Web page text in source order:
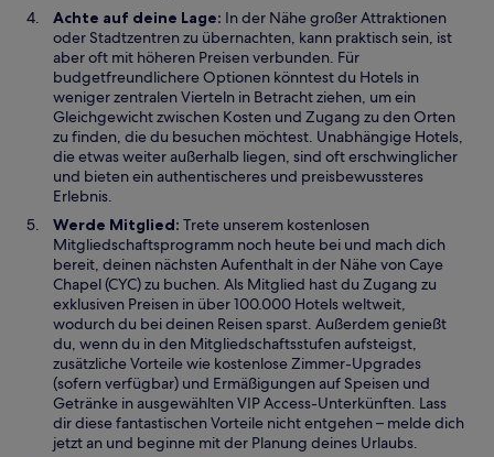
Achte auf deine Lage: In der Nähe großer Attraktionen
oder Stadtzentren zu übernachten, kann praktisch sein, ist
aber oft mit höheren Preisen verbunden. Für
budgetfreundlichere Optionen könntest du Hotels in
weniger zentralen Vierteln in Betracht ziehen, um ein
Gleichgewicht zwischen Kosten und Zugang zu den Orten
zu finden, die du besuchen möchtest. Unabhängige Hotels,
die etwas weiter außerhalb liegen, sind oft erschwinglicher
und bieten ein authentischeres und preisbewussteres
Erlebnis.
Werde Mitglied: Trete unserem kostenlosen
Mitgliedschaftsprogramm noch heute bei und mach dich
bereit, deinen nächsten Aufenthalt in der Nähe von Caye
Chapel (CYC) zu buchen. Als Mitglied hast du Zugang zu
exklusiven Preisen in über 100.000 Hotels weltweit,
wodurch du bei deinen Reisen sparst. Außerdem genießt
du, wenn du in den Mitgliedschaftsstufen aufsteigst,
zusätzliche Vorteile wie kostenlose Zimmer-Upgrades
(sofern verfügbar) und Ermäßigungen auf Speisen und
Getränke in ausgewählten VIP Access-Unterkünften. Lass
dir diese fantastischen Vorteile nicht entgehen – melde dich
jetzt an und beginne mit der Planung deines Urlaubs.